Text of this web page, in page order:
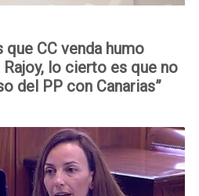
que CC venda humo
lo cierto es que no
del PP con Canarias”